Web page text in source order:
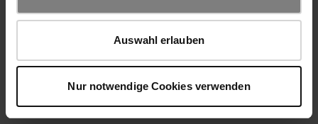
Auswahl erlauben
Nur notwendige Cookies verwenden